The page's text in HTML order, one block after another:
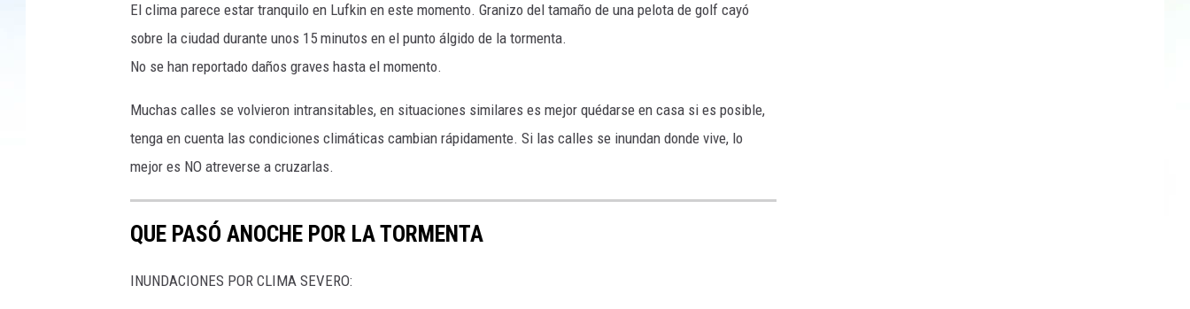
El clima parece estar tranquilo en Lufkin en este momento. Granizo del tamaño de una pelota de golf cayó
sobre la ciudad durante unos 15 minutos en el punto álgido de la tormenta.
No se han reportado daños graves hasta el momento.
Muchas calles se volvieron intransitables, en situaciones similares es mejor quédarse en casa si es posible,
tenga en cuenta las condiciones climáticas cambian rápidamente. Si las calles se inundan donde vive, lo
mejor es NO atreverse a cruzarlas.
QUE PASÓ ANOCHE POR LA TORMENTA
INUNDACIONES POR CLIMA SEVERO: